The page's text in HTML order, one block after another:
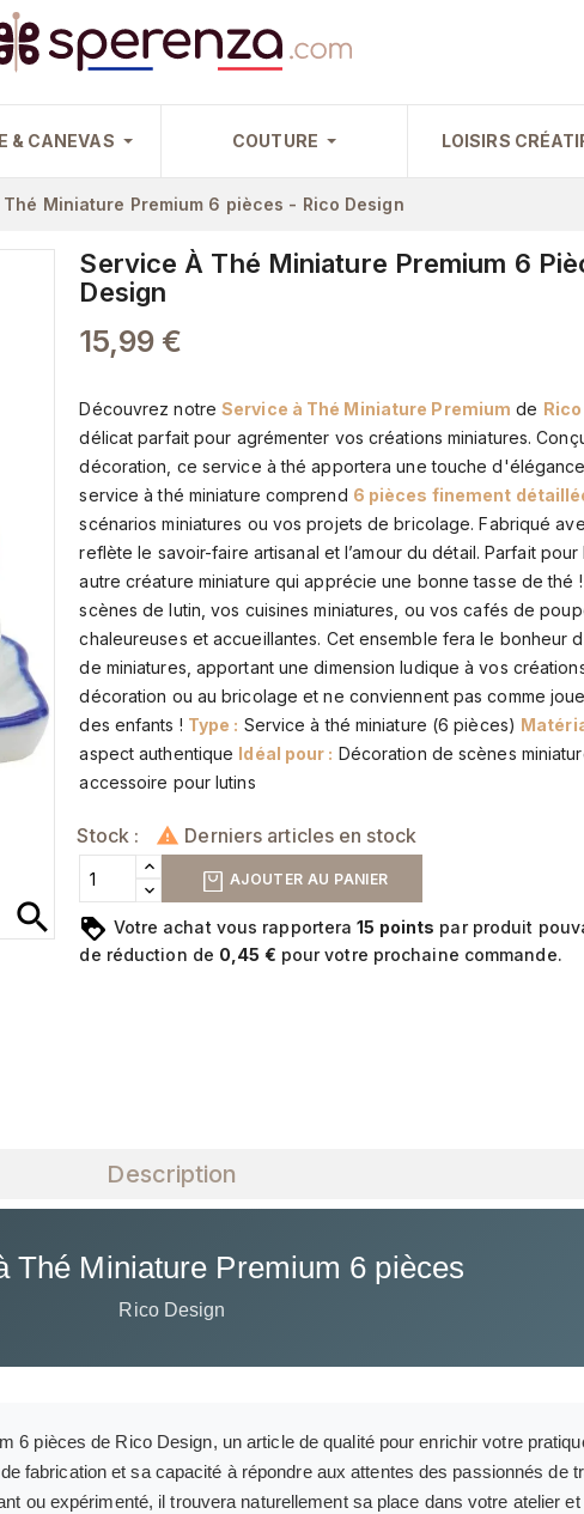
& CANEVAS COUTURE LOISIRS
Miniature Premium 6 pièces - Rico Design
search
Service À Thé Miniature Premium 6
Design
15,99 €
Découvrez notreService à Thé Miniature Premium de
délicat parfait pour agrémenter vos créations miniatures.
décoration, ce service à thé apportera une touche
service à thé miniature comprend 6 pièces finement
scénarios miniatures ou vos projets de bricolage. Fabriqué
reflète le savoir-faire artisanal et l’amour du détail. Parfait
autre créature miniature qui apprécie une bonne tasse de thé
scènes de lutin, vos cuisines miniatures, ou vos cafés de
chaleureuses et accueillantes. Cet ensemble fera le bonheur
de miniatures, apportant une dimension ludique à vos
décoration ou au bricolage et ne conviennent pas comme
des enfants ! Type : Service à thé miniature (6 pièces)
aspect authentique Idéal pour : Décoration de scènes
accessoire pour lutins
Stock :  Derniers articles en stock
AJOUTER AU PANIER
Votre achat vous rapportera15 points par produit
de réduction de 0,45 € pour votre prochaine commande.
Description
Thé Miniature Premium 6 pièces
Rico Design
6 pièces de Rico Design, un article de qualité pour enrichir votre
fabrication et sa capacité à répondre aux attentes des passionnés de
ou expérimenté, il trouvera naturellement sa place dans votre atelier et